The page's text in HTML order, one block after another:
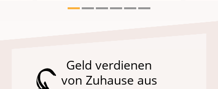
Geld verdienen
von Zuhause aus